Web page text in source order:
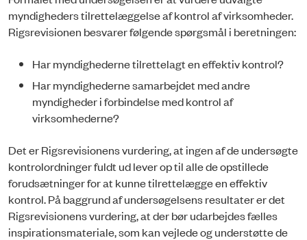
myndigheders tilrettelæggelse af kontrol af virksomheder.
Rigsrevisionen besvarer følgende spørgsmål i beretningen:
Har myndighederne tilrettelagt en effektiv kontrol?
Har myndighederne samarbejdet med andre
myndigheder i forbindelse med kontrol af
virksomhederne?
Det er Rigsrevisionens vurdering, at ingen af de undersøgte
kontrolordninger fuldt ud lever op til alle de opstillede
forudsætninger for at kunne tilrettelægge en effektiv
kontrol. På baggrund af undersøgelsens resultater er det
Rigsrevisionens vurdering, at der bør udarbejdes fælles
inspirationsmateriale, som kan vejlede og understøtte de